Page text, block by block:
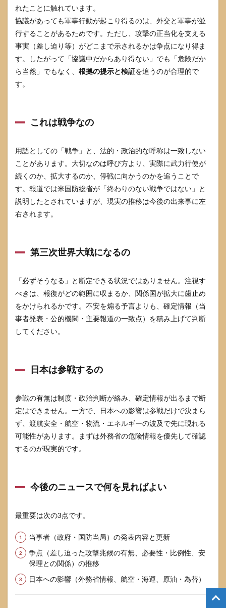
れたことに触れています。
協議があっても軍事行動が起こり得るのは、外交と軍事が並
行することがあるためです。ただし、攻撃の正当化を支える
事実（差し迫り等）がどこまで示されるかは争点になり得ま
す。したがって「協議中だからあり得ない」でも「危険だか
ら当然」でもなく、 根拠の提示と検証を追うのが合理的で
す。
これは戦争なの
用語としての「戦争」と、法的・政治的な呼称は一致しない
ことがあります。大切なのは呼び方より、実際に武力行使が
続くのか、拡大するのか、停戦に向かうのかを追うことで
す。報道では米国防総省が「終わりのない戦争ではない」と
説明したとされていますが、現実の推移は今後の出来事に左
右されます。
第三次世界大戦になるの
「必ずそうなる」と断定できる状況ではありません。注視す
べきは、報復がどの範囲に収まるか、関係国が拡大に歯止め
をかけられるかです。不安を煽る予言よりも、確定情報（当
事者発表・公的機関・主要報道の一致点）を積み上げて判断
してください。
日本は参戦するの
参戦の有無は制度・政治判断が絡み、確定情報が出るまで断
定はできません。一方で、日本への影響は参戦だけで決まら
ず、渡航安全・航空・物流・エネルギーの波及で先に現れる
可能性があります。まずは外務省の危険情報を優先して確認
するのが現実的です。
今後のニュースで何を見ればよい
最重要は次の3点です。
当事者（政府・国防当局）の発表内容と更新
争点（差し迫った攻撃兆候の有無、必要性・比例性、安
保理との関係）の推移
日本への影響（外務省情報、航空・海運、原油・為替）